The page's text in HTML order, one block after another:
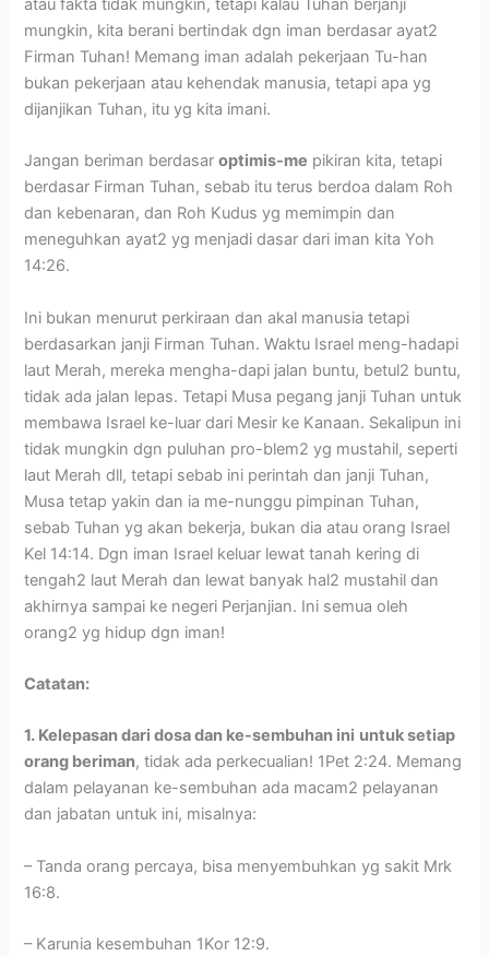
atau fakta tidak mungkin, tetapi kalau Tuhan berjanji
mungkin, kita berani bertindak dgn iman berdasar ayat2
Firman Tuhan! Memang iman adalah pekerjaan Tu-han
bukan pekerjaan atau kehendak manusia, tetapi apa yg
dijanjikan Tuhan, itu yg kita imani.
Jangan beriman berdasaroptimis-me pikiran kita, tetapi
berdasar Firman Tuhan, sebab itu terus berdoa dalam Roh
dan kebenaran, dan Roh Kudus yg memimpin dan
meneguhkan ayat2 yg menjadi dasar dari iman kita Yoh
14:26.
Ini bukan menurut perkiraan dan akal manusia tetapi
berdasarkan janji Firman Tuhan. Waktu Israel meng-hadapi
laut Merah, mereka mengha-dapi jalan buntu, betul2 buntu,
tidak ada jalan lepas. Tetapi Musa pegang janji Tuhan untuk
membawa Israel ke-luar dari Mesir ke Kanaan. Sekalipun ini
tidak mungkin dgn puluhan pro-blem2 yg mustahil, seperti
laut Merah dll, tetapi sebab ini perintah dan janji Tuhan,
Musa tetap yakin dan ia me-nunggu pimpinan Tuhan,
sebab Tuhan yg akan bekerja, bukan dia atau orang Israel
Kel 14:14. Dgn iman Israel keluar lewat tanah kering di
tengah2 laut Merah dan lewat banyak hal2 mustahil dan
akhirnya sampai ke negeri Perjanjian. Ini semua oleh
orang2 yg hidup dgn iman!
Catatan:
1. Kelepasan dari dosa dan ke-sembuhan ini untuk setiap
orang beriman, tidak ada perkecualian! 1Pet 2:24. Memang
dalam pelayanan ke-sembuhan ada macam2 pelayanan
dan jabatan untuk ini, misalnya:
– Tanda orang percaya, bisa menyembuhkan yg sakit Mrk
16:8.
– Karunia kesembuhan 1Kor 12:9.